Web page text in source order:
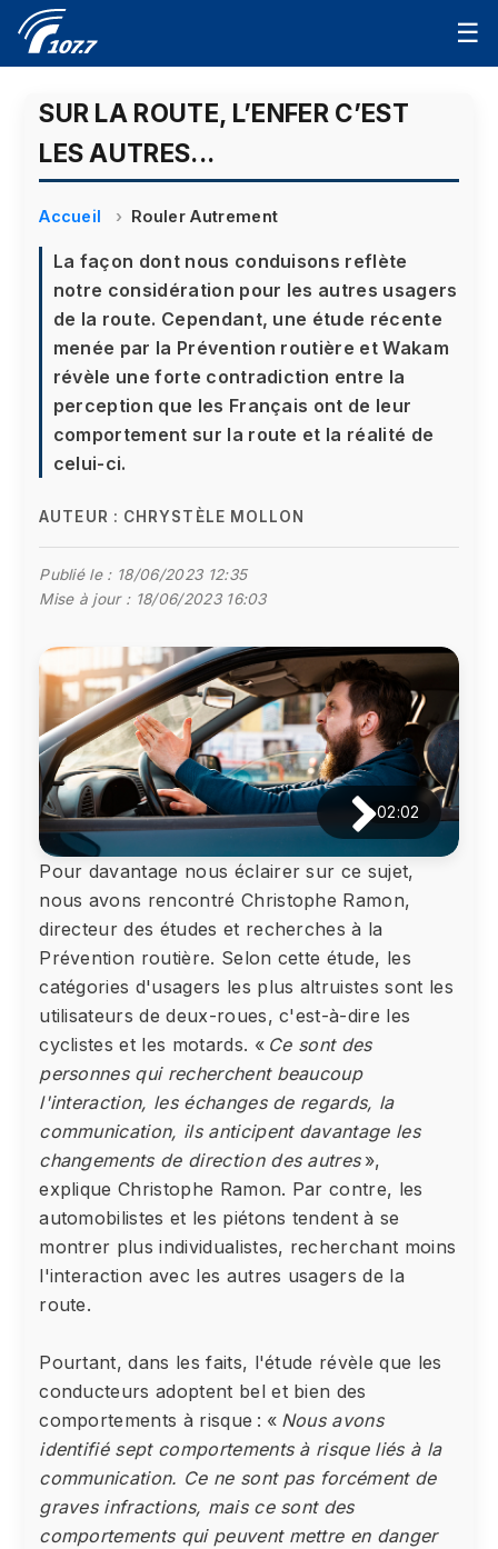
☰
SUR LA ROUTE, L’ENFER C’EST
LES AUTRES...
Accueil Rouler Autrement
La façon dont nous conduisons reflète
notre considération pour les autres usagers
de la route. Cependant, une étude récente
menée par la Prévention routière et Wakam
révèle une forte contradiction entre la
perception que les Français ont de leur
comportement sur la route et la réalité de
celui-ci.
AUTEUR : CHRYSTÈLE MOLLON
Publié le : 18/06/2023 12:35
Mise à jour : 18/06/2023 16:03
02:02
Pour davantage nous éclairer sur ce sujet,
nous avons rencontré Christophe Ramon,
directeur des études et recherches à la
Prévention routière. Selon cette étude, les
catégories d'usagers les plus altruistes sont les
utilisateurs de deux-roues, c'est-à-dire les
cyclistes et les motards. « Ce sont des
personnes qui recherchent beaucoup
l'interaction, les échanges de regards, la
communication, ils anticipent davantage les
changements de direction des autres»,
explique Christophe Ramon. Par contre, les
automobilistes et les piétons tendent à se
montrer plus individualistes, recherchant moins
l'interaction avec les autres usagers de la
route.
Pourtant, dans les faits, l'étude révèle que les
conducteurs adoptent bel et bien des
comportements à risque : « Nous avons
identifié sept comportements à risque liés à la
communication. Ce ne sont pas forcément de
graves infractions, mais ce sont des
comportements qui peuvent mettre en danger